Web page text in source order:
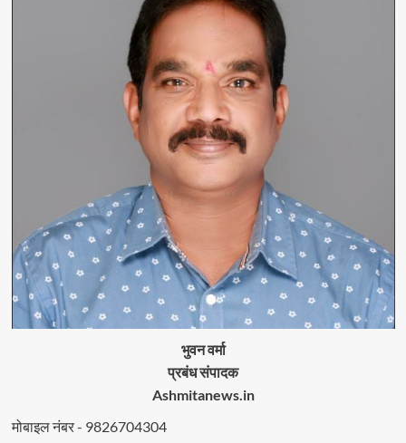
भुवन वर्मा
प्रबंध संपादक
Ashmitanews.in
मोबाइल नंबर - 9826704304